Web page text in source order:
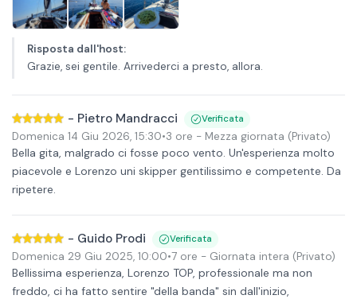
Risposta dall'host:
Grazie, sei gentile. Arrivederci a presto, allora.
- Pietro Mandracci Verificata
Domenica 14 Giu 2026, 15:30•3 ore - Mezza giornata (Privato)
Bella gita, malgrado ci fosse poco vento. Un'esperienza molto
piacevole e Lorenzo uni skipper gentilissimo e competente. Da
ripetere.
- Guido Prodi Verificata
Domenica 29 Giu 2025, 10:00•7 ore - Giornata intera (Privato)
Bellissima esperienza, Lorenzo TOP, professionale ma non
freddo, ci ha fatto sentire "della banda" sin dall'inizio,